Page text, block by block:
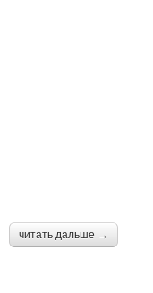
читать дальше →